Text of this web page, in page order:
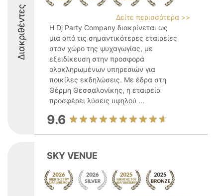
Διακριθέντες
Δείτε περισσότερα >>
Η Dj Party Company διακρίνεται ως
μια από τις σημαντικότερες εταιρείες
στον χώρο της ψυχαγωγίας, με
εξειδίκευση στην προσφορά
ολοκληρωμένων υπηρεσιών για
ποικίλες εκδηλώσεις. Με έδρα στη
Θέρμη Θεσσαλονίκης, η εταιρεία
προσφέρει λύσεις υψηλού ...
9.6
SKY VENUE